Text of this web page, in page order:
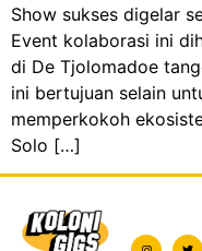
Show sukses digelar
Event kolaborasi ini
di De Tjolomadoe
ini bertujuan selain
memperkokoh
Solo […]